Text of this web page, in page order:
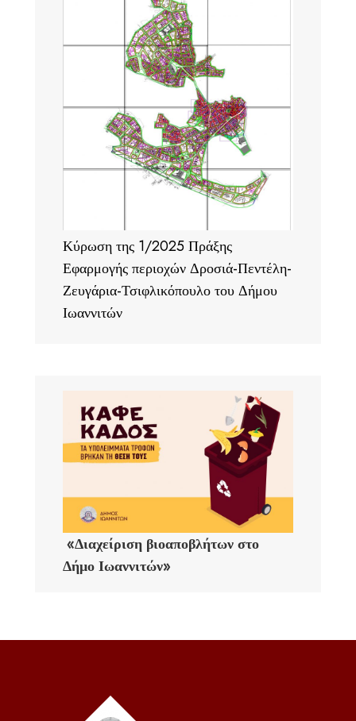
Κύρωση της 1/2025 Πράξης
Εφαρμογής περιοχών Δροσιά-Πεντέλη-
Ζευγάρια-Τσιφλικόπουλο του Δήμου
Ιωαννιτών
«Διαχείριση βιοαποβλήτων στο
Δήμο Ιωαννιτών»